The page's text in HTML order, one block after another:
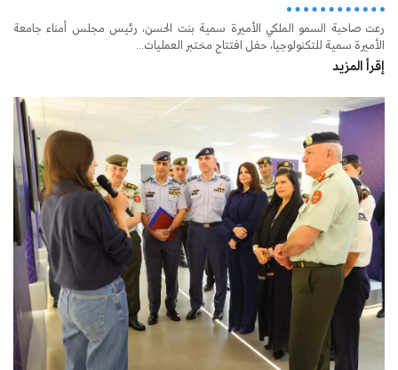
رعت صاحبة السمو الملكي الأميرة سمية بنت الحسن، رئيس مجلس أمناء جامعة
الأميرة سمية للتكنولوجيا، حفل افتتاح مختبر العمليات...
إقرأ المزيد